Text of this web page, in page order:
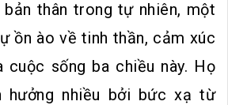
thân trong tự nhiên, một
ồn ào về tinh thần, cảm xúc
sống ba chiều này. Họ
hưởng nhiều bởi bức xạ từ